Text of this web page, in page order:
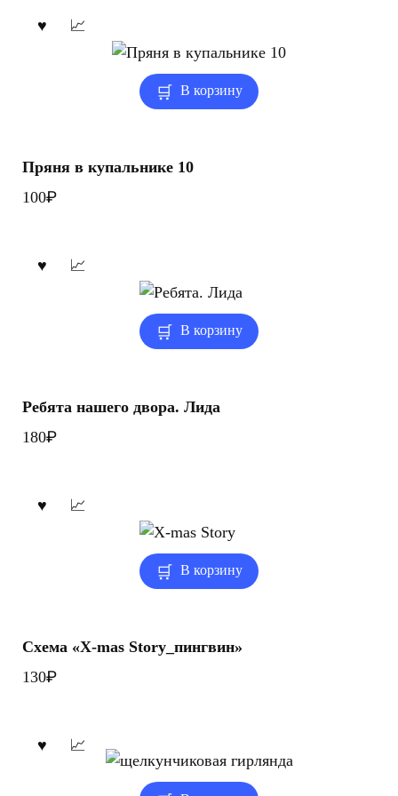
90₽.
В корзину
Пряня в купальнике 10
100₽
В корзину
Ребята нашего двора. Лида
180₽
В корзину
Схема «X-mas Story_пингвин»
130₽